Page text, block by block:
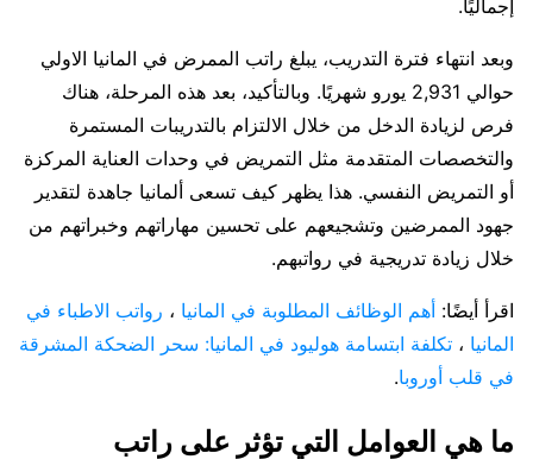
إجماليًا.
وبعد انتهاء فترة التدريب، يبلغ راتب الممرض في المانيا الاولي
حوالي 2,931 يورو شهريًا. وبالتأكيد، بعد هذه المرحلة، هناك
فرص لزيادة الدخل من خلال الالتزام بالتدريبات المستمرة
والتخصصات المتقدمة مثل التمريض في وحدات العناية المركزة
أو التمريض النفسي. هذا يظهر كيف تسعى ألمانيا جاهدة لتقدير
جهود الممرضين وتشجيعهم على تحسين مهاراتهم وخبراتهم من
خلال زيادة تدريجية في رواتبهم.
اقرأ أيضًا: أهم الوظائف المطلوبة في المانيا ، رواتب الاطباء في
المانيا ، تكلفة ابتسامة هوليود في المانيا: سحر الضحكة المشرقة
في قلب أوروبا.
ما هي العوامل التي تؤثر على راتب